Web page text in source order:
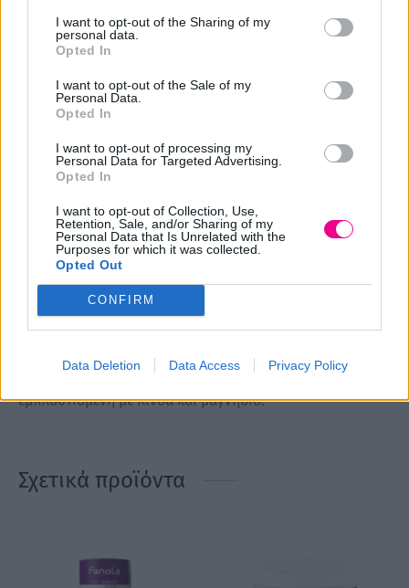
I want to opt-out of the Sharing of my
personal data.
Opted In
I want to opt-out of the Sale of my
Personal Data.
Opted In
I want to opt-out of processing my
Personal Data for Targeted Advertising.
Opted In
I want to opt-out of Collection, Use,
Retention, Sale, and/or Sharing of my
Personal Data that Is Unrelated with the
Purposes for which it was collected.
Opted Out
CONFIRM
Data Deletion Data Access Privacy Policy
λάμψης ακόμη και στα πιο ξηρά ατίθασα μαλλιά. Έχει
μεσαίο προς δυνατό κράτημα.
Τρόπος χρήσης: Βάλετε μια μικρή ποσότητα στην παλάμη
εφαρμόστε το προϊόν κατά μήκος. Xτενίστε και
προχωρήστε στο επιθυμητό styling.
Extra tips: Προτιμάτε πάντα χτένες με μεγάλα δόντια ώστε
να μην χαλάει την μπούκλα σας και να μην μην
προκαλούν υπερβολικό όγκο. Όταν τα μαλλιά
στεγνώνουν φυσικά οι μπούκλες σχηματίζονται καλύτερα.
Πριν την χρήση της κρέμας για σγουρά μαλλιά σας
σειράς Curl. Ιδανική σειρά για ελαστικές μπούκλες
εμπλουτισμένη με Κινόα και μαγνήσιο.
Σχετικά προϊόντα